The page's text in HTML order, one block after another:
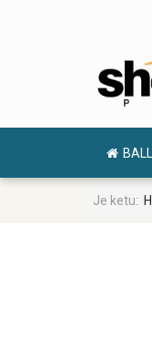
Je ketu: